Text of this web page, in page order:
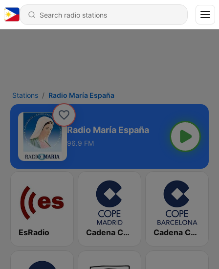
Stations Radio María España
Radio María España
96.9 FM
EsRadio Cadena COPE Madrid Cadena COPE Barcelona FM